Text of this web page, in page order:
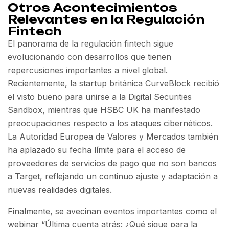
Otros Acontecimientos
Relevantes en la Regulación
Fintech
El panorama de la regulación fintech sigue
evolucionando con desarrollos que tienen
repercusiones importantes a nivel global.
Recientemente, la startup británica CurveBlock recibió
el visto bueno para unirse a la Digital Securities
Sandbox, mientras que HSBC UK ha manifestado
preocupaciones respecto a los ataques cibernéticos.
La Autoridad Europea de Valores y Mercados también
ha aplazado su fecha límite para el acceso de
proveedores de servicios de pago que no son bancos
a Target, reflejando un continuo ajuste y adaptación a
nuevas realidades digitales.
Finalmente, se avecinan eventos importantes como el
webinar “Última cuenta atrás: ¿Qué sigue para la